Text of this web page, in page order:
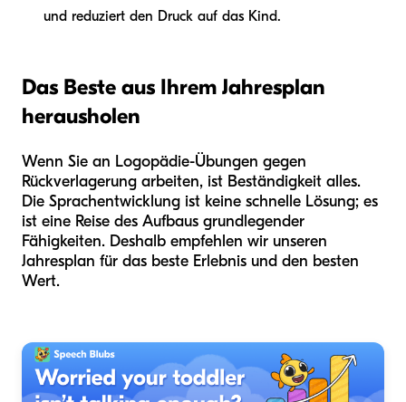
und reduziert den Druck auf das Kind.
Das Beste aus Ihrem Jahresplan
herausholen
Wenn Sie an Logopädie-Übungen gegen
Rückverlagerung arbeiten, ist Beständigkeit alles.
Die Sprachentwicklung ist keine schnelle Lösung; es
ist eine Reise des Aufbaus grundlegender
Fähigkeiten. Deshalb empfehlen wir unseren
Jahresplan für das beste Erlebnis und den besten
Wert.